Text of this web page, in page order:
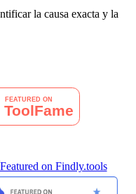
la causa exacta y la